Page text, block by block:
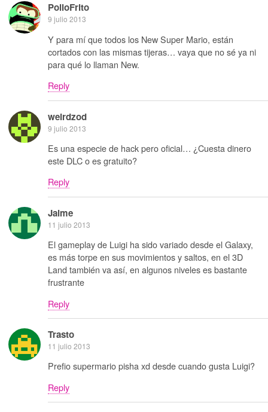
PolloFrito
9 julio 2013
Y para mí que todos los New Super Mario, están
cortados con las mismas tijeras… vaya que no sé ya ni
para qué lo llaman New.
Reply
weirdzod
9 julio 2013
Es una especie de hack pero oficial… ¿Cuesta dinero
este DLC o es gratuito?
Reply
Jaime
11 julio 2013
El gameplay de Luigi ha sido variado desde el Galaxy,
es más torpe en sus movimientos y saltos, en el 3D
Land también va así, en algunos niveles es bastante
frustrante
Reply
Trasto
11 julio 2013
Prefio supermario pisha xd desde cuando gusta Luigi?
Reply